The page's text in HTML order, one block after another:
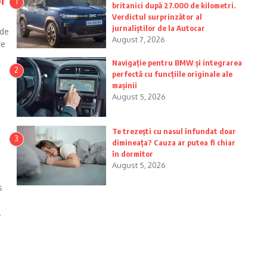
britanici după 27.000 de kilometri.
Verdictul surprinzător al
jurnaliștilor de la Autocar
August 7, 2026
2
Navigație pentru BMW și integrarea
perfectă cu funcțiile originale ale
mașinii
August 5, 2026
3
Te trezești cu nasul înfundat doar
dimineața? Cauza ar putea fi chiar
în dormitor
August 5, 2026